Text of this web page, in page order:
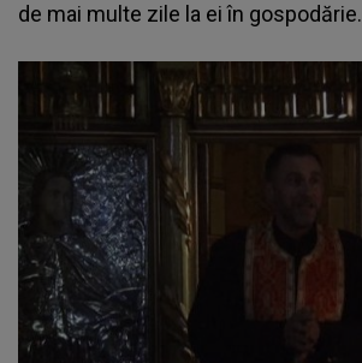
de mai multe zile la ei în gospodărie.